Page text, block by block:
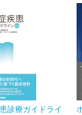
診療ガイドライ